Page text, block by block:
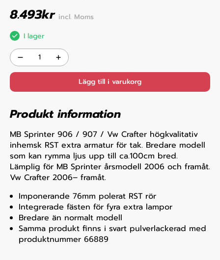
8.493kr incl. Moms
I lager
Lägg till i varukorg
Produkt information
MB Sprinter 906 / 907 / Vw Crafter högkvalitativ
inhemsk RST extra armatur för tak. Bredare modell
som kan rymma ljus upp till ca.100cm bred.
Lämplig för MB Sprinter årsmodell 2006 och framåt.
Vw Crafter 2006– framåt.
Imponerande 76mm polerat RST rör
Integrerade fästen för fyra extra lampor
Bredare än normalt modell
Samma produkt finns i svart pulverlackerad med
produktnummer 66889